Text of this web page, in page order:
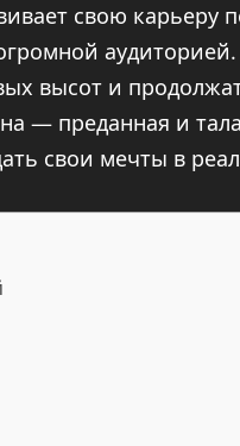
свою карьеру
высот и
— преданная и
свои мечты в